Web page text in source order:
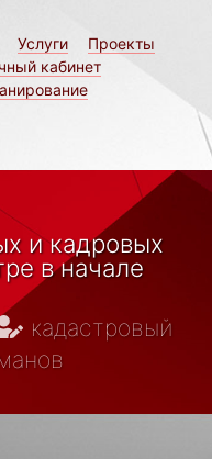
Услуги
Проекты
кабинет
и кадровых
в начале
кадастровый